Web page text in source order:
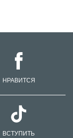
НРАВИТСЯ
ВСТУПИТЬ